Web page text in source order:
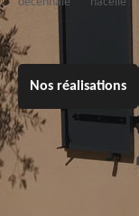
Nos réalisations